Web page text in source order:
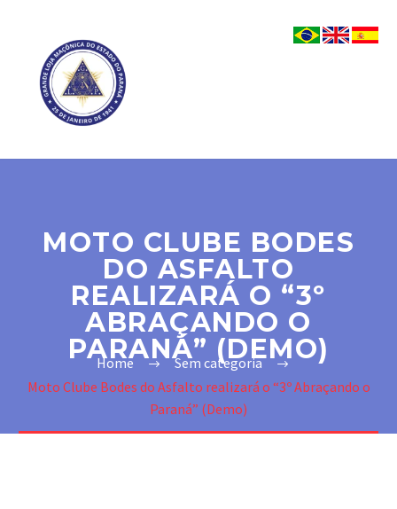
MOTO CLUBE BODES
DO ASFALTO
REALIZARÁ O “3º
ABRAÇANDO O
PARANÁ” (DEMO)
Home
Sem categoria
Moto Clube Bodes do Asfalto realizará o “3º Abraçando o
Paraná” (Demo)